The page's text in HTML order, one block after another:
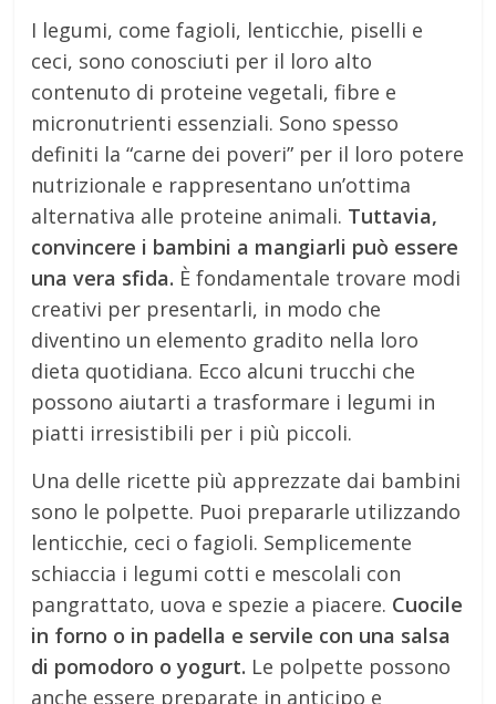
I legumi, come fagioli, lenticchie, piselli e
ceci, sono conosciuti per il loro alto
contenuto di proteine vegetali, fibre e
micronutrienti essenziali. Sono spesso
definiti la “carne dei poveri” per il loro potere
nutrizionale e rappresentano un’ottima
alternativa alle proteine animali. Tuttavia,
convincere i bambini a mangiarli può essere
una vera sfida. È fondamentale trovare modi
creativi per presentarli, in modo che
diventino un elemento gradito nella loro
dieta quotidiana. Ecco alcuni trucchi che
possono aiutarti a trasformare i legumi in
piatti irresistibili per i più piccoli.
Una delle ricette più apprezzate dai bambini
sono le polpette. Puoi prepararle utilizzando
lenticchie, ceci o fagioli. Semplicemente
schiaccia i legumi cotti e mescolali con
pangrattato, uova e spezie a piacere. Cuocile
in forno o in padella e servile con una salsa
di pomodoro o yogurt. Le polpette possono
anche essere preparate in anticipo e